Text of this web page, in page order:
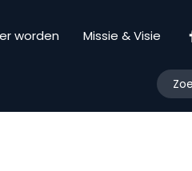
worden Missie & Visie